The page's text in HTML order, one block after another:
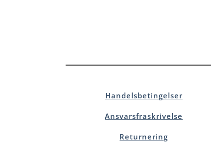
Handelsbetingelser
Ansvarsfraskrivelse
Returnering